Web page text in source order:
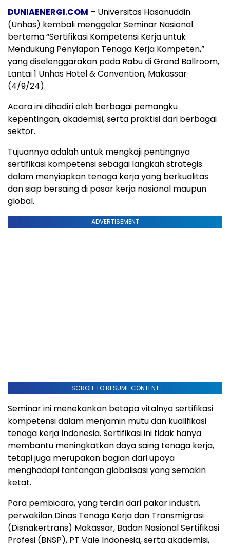
DUNIAENERGI.COM – Universitas Hasanuddin
(Unhas) kembali menggelar Seminar Nasional
bertema “Sertifikasi Kompetensi Kerja untuk
Mendukung Penyiapan Tenaga Kerja Kompeten,”
yang diselenggarakan pada Rabu di Grand Ballroom,
Lantai 1 Unhas Hotel & Convention, Makassar
(4/9/24).
Acara ini dihadiri oleh berbagai pemangku
kepentingan, akademisi, serta praktisi dari berbagai
sektor.
Tujuannya adalah untuk mengkaji pentingnya
sertifikasi kompetensi sebagai langkah strategis
dalam menyiapkan tenaga kerja yang berkualitas
dan siap bersaing di pasar kerja nasional maupun
global.
ADVERTISEMENT
SCROLL TO RESUME CONTENT
Seminar ini menekankan betapa vitalnya sertifikasi
kompetensi dalam menjamin mutu dan kualifikasi
tenaga kerja Indonesia. Sertifikasi ini tidak hanya
membantu meningkatkan daya saing tenaga kerja,
tetapi juga merupakan bagian dari upaya
menghadapi tantangan globalisasi yang semakin
ketat.
Para pembicara, yang terdiri dari pakar industri,
perwakilan Dinas Tenaga Kerja dan Transmigrasi
(Disnakertrans) Makassar, Badan Nasional Sertifikasi
Profesi (BNSP), PT Vale Indonesia, serta akademisi,